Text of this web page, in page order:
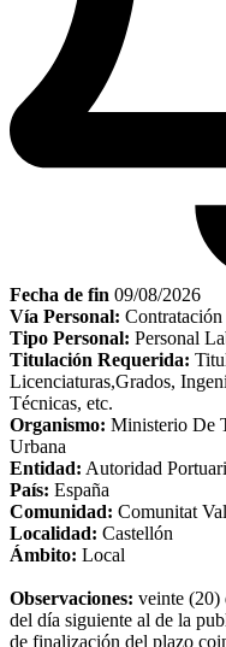
Fecha de fin 09/08/2026
Vía Personal:
Tipo Personal: Personal
Titulación Requerida:
Licenciaturas,Grados,
Técnicas, etc.
Organismo: Ministerio De
Urbana
Entidad: Autoridad
País: España
Comunidad: Comunitat
Localidad: Castellón
Ámbito: Local
Observaciones: veinte (20)
del día siguiente al de la
de finalización del plazo